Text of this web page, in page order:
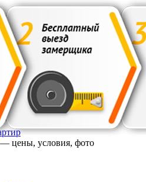
— цены, условия, фото